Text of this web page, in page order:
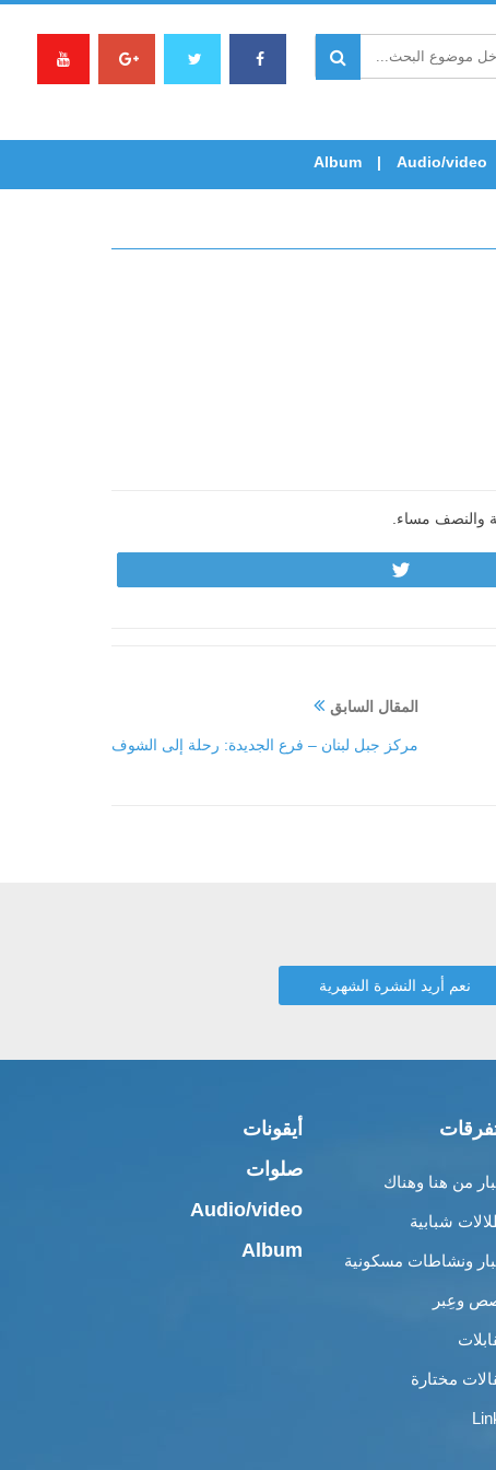
Audio/video
Album
والنصف مساء.
المقال السابق
مركز جبل لبنان – فرع الجديدة: رحلة إلى الشوف
من هنا وهناك
شبابية
ونشاطات مسكونية
وعِبر
مختارة
أيقونات
صلوات
Audio/video
Album